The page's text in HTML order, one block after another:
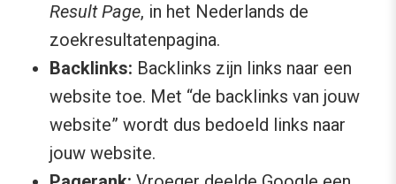
Result Page, in het Nederlands de
zoekresultatenpagina.
Backlinks: Backlinks zijn links naar een
website toe. Met “de backlinks van jouw
website” wordt dus bedoeld links naar
jouw website.